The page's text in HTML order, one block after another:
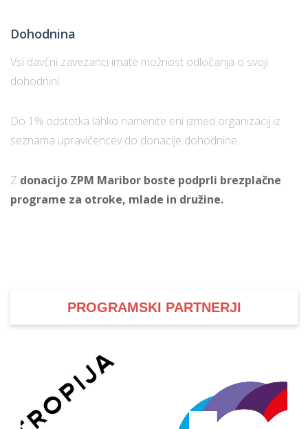
Dohodnina
Vsi davčni zavezanci imate možnost odločanja o svoji
dohodnini.
Do 1% odstotka lahko namenite eni izmed organizacij iz
seznama upravičencev do donacije dohodnine.
Z donacijo ZPM Maribor boste podprli brezplačne
programe za otroke, mlade in družine.
PROGRAMSKI PARTNERJI